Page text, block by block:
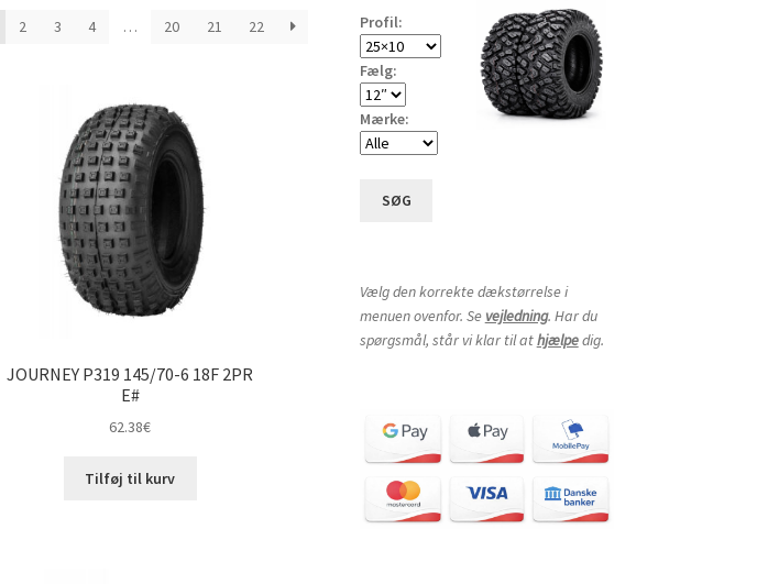
2 3 4 … 20 21 22
JOURNEY P319 145/70-6 18F 2PR
E#
62.38€
Tilføj til kurv
Profil:
Fælg:
Mærke:
SØG
Vælg den korrekte dækstørrelse i
menuen ovenfor. Se vejledning. Har du
spørgsmål, står vi klar til athjælpedig.